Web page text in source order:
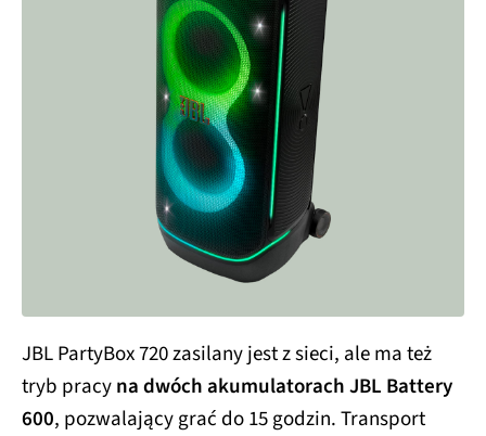
JBL PartyBox 720 zasilany jest z sieci, ale ma też
tryb pracyna dwóch akumulatorach JBL Battery
600, pozwalający grać do 15 godzin. Transport